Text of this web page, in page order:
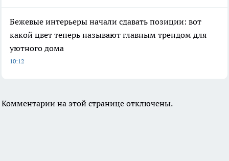
Бежевые интерьеры начали сдавать позиции: вот
какой цвет теперь называют главным трендом для
уютного дома
10:12
Комментарии на этой странице отключены.